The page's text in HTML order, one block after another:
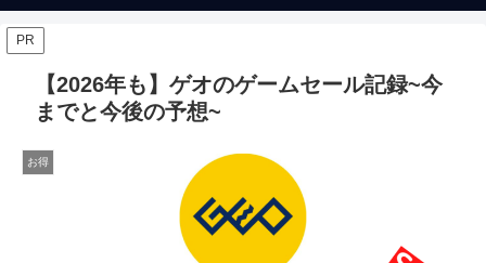
PR
【2026年も】ゲオのゲームセール記録~今
までと今後の予想~
お得